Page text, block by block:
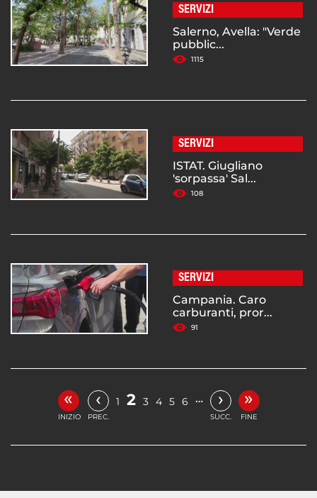
SERVIZI
Salerno, Avella: "Verde
pubblic...
1115
SERVIZI
ISTAT. Giugliano
'sorpassa' Sal...
108
SERVIZI
Campania. Caro
carburanti, pror...
91
«
INIZIO
‹
PREC.
1 2 3 4 5 6 … ›
SUCC.
»
FINE